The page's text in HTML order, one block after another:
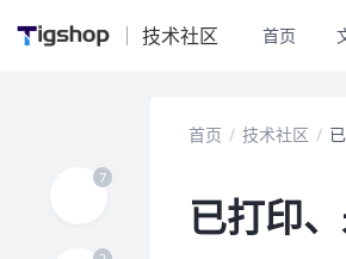
技术社区 首页
首页 / 技术社区 /
已打印